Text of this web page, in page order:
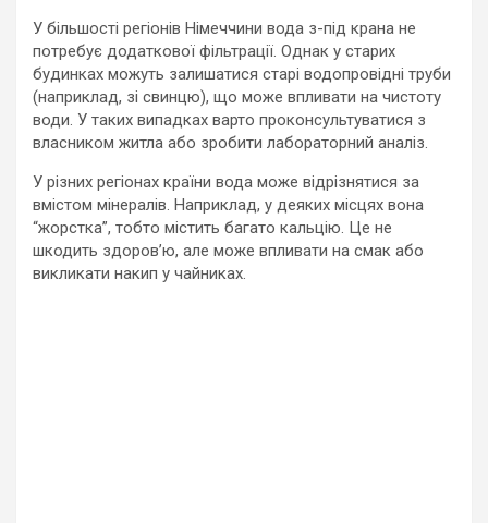
У більшості регіонів Німеччини вода з-під крана не
потребує додаткової фільтрації. Однак у старих
будинках можуть залишатися старі водопровідні труби
(наприклад, зі свинцю), що може впливати на чистоту
води. У таких випадках варто проконсультуватися з
власником житла або зробити лабораторний аналіз.
У різних регіонах країни вода може відрізнятися за
вмістом мінералів. Наприклад, у деяких місцях вона
“жорстка”, тобто містить багато кальцію. Це не
шкодить здоров’ю, але може впливати на смак або
викликати накип у чайниках.